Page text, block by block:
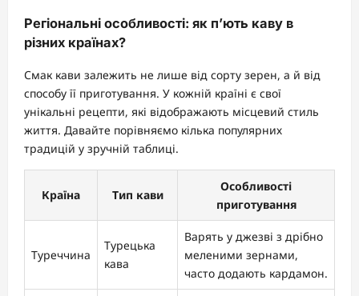
Регіональні особливості: як п’ють каву в
різних країнах?
Смак кави залежить не лише від сорту зерен, а й від
способу її приготування. У кожній країні є свої
унікальні рецепти, які відображають місцевий стиль
життя. Давайте порівняємо кілька популярних
традицій у зручній таблиці.
Країна Тип кави
Особливості
приготування
Туреччина
Турецька
кава
Варять у джезві з дрібно
меленими зернами,
часто додають кардамон.